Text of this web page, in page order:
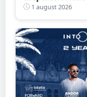
de lei: „Ăștia mi
curățenie”
1 august 2026